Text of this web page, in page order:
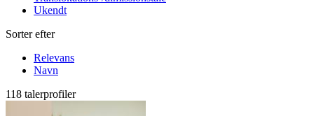
Ukendt
Sorter efter
Relevans
Navn
118 talerprofiler